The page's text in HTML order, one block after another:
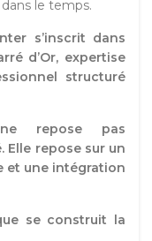
le temps.
s’inscrit dans
d’Or, expertise
structuré
repose pas
Elle repose sur un
et une intégration
se construit la